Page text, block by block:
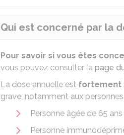
Qui est concerné par la
Pour savoir si vous êtes
vous pouvez consulter la page
La dose annuelle est fortement
grave, notamment aux
Personne âgée de 65
Personne